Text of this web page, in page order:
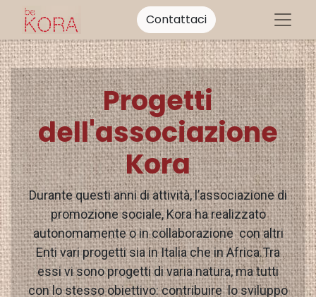
Contattaci
Progetti
dell'associazione
Kora
Durante questi anni di attività, l’associazione di
promozione sociale, Kora ha realizzato
autonomamente o in collaborazione con altri
Enti vari progetti sia in Italia che in Africa.Tra
essi vi sono progetti di varia natura, ma tutti
con lo stesso obiettivo: contribuire lo sviluppo